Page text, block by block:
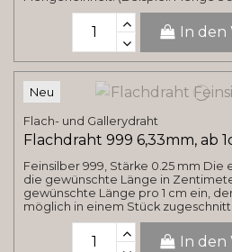
In den
Neu
Flach- und Gallerydraht
Flachdraht 999 6,33mm, ab
Feinsilber 999, Stärke 0.25 mm
die gewünschte Länge in
gewünschte Länge pro 1 cm ein,
möglich in einem Stück
In den